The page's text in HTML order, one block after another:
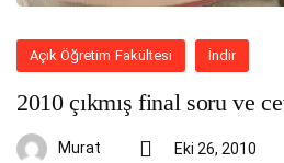
Açık Öğretim Fakültesi İndir
2010 çıkmış final soru ve
Murat Eki 26, 2010